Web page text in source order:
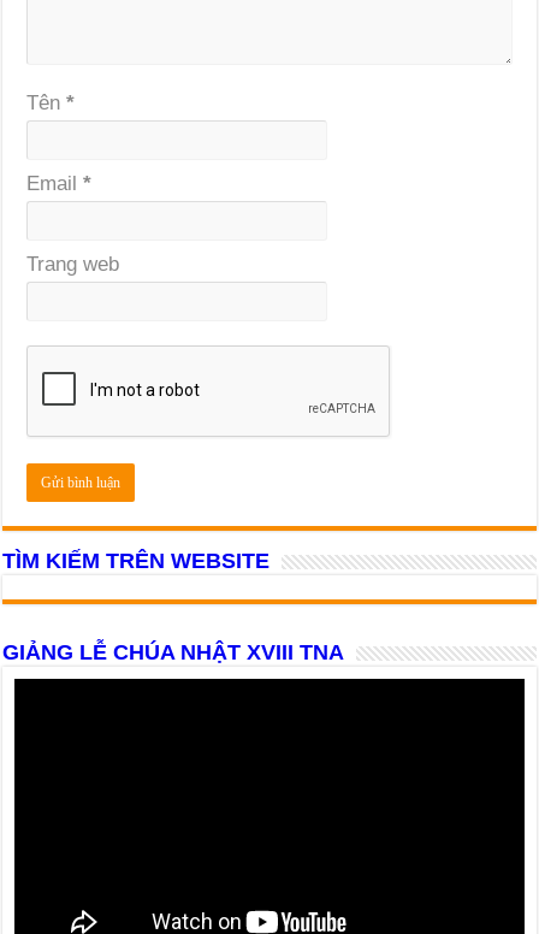
Tên*
Email*
Trang web
TÌM KIẾM TRÊN WEBSITE
GIẢNG LỄ CHÚA NHẬT XVIII TNA